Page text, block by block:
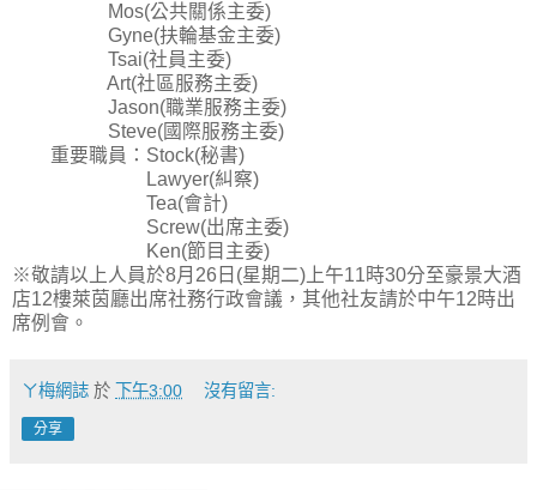
Mos(公共關係主委)
Gyne(扶輪基金主委)
Tsai(社員主委)
Art(社區服務主委)
Jason(職業服務主委)
Steve(國際服務主委)
重要職員：Stock(秘書)
Lawyer(糾察)
Tea(會計)
Screw(出席主委)
Ken(節目主委)
※敬請以上人員於8月26日(星期二)上午11時30分至豪景大酒
店12樓萊茵廳出席社務行政會議，其他社友請於中午12時出
席例會。
ㄚ梅網誌 於 下午3:00 沒有留言:
分享